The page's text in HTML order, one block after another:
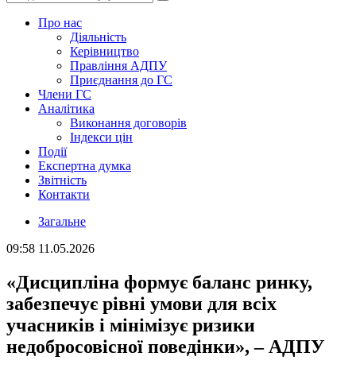
Про нас
Діяльність
Керівництво
Правління АДПУ
Приєднання до ГС
Члени ГС
Аналітика
Виконання договорів
Індекси цін
Події
Експертна думка
Звітність
Контакти
Загальне
09:58 11.05.2026
«Дисципліна формує баланс ринку,
забезпечує рівні умови для всіх
учасників і мінімізує ризики
недобросовісної поведінки», – АДПУ